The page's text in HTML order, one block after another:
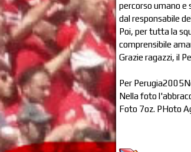
percorso umano e
dal responsabile
Poi, per tutta la
comprensibile
Grazie ragazzi, il
Per
Nella foto
Foto 7oz. PHoto